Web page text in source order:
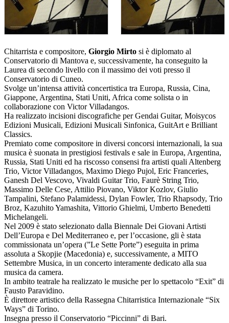
Chitarrista e compositore, Giorgio Mirto si è diplomato al
Conservatorio di Mantova e, successivamente, ha conseguito la
Laurea di secondo livello con il massimo dei voti presso il
Conservatorio di Cuneo.
Svolge un’intensa attività concertistica tra Europa, Russia, Cina,
Giappone, Argentina, Stati Uniti, Africa come solista o in
collaborazione con Victor Villadangos.
Ha realizzato incisioni discografiche per Gendai Guitar, Moisycos
Edizioni Musicali, Edizioni Musicali Sinfonica, GuitArt e Brilliant
Classics.
Premiato come compositore in diversi concorsi internazionali, la sua
musica è suonata in prestigiosi festivals e sale in Europa, Argentina,
Russia, Stati Uniti ed ha riscosso consensi fra artisti quali Altenberg
Trio, Victor Villadangos, Maximo Diego Pujol, Eric Franceries,
Ganesh Del Vescovo, Vivaldi Guitar Trio, Faurè String Trio,
Massimo Delle Cese, Attilio Piovano, Viktor Kozlov, Giulio
Tampalini, Stefano Palamidessi, Dylan Fowler, Trio Rhapsody, Trio
Broz, Kazuhito Yamashita, Vittorio Ghielmi, Umberto Benedetti
Michelangeli.
Nel 2009 è stato selezionato dalla Biennale Dei Giovani Artisti
Dell’Europa e Del Mediterraneo e, per l’occasione, gli è stata
commissionata un’opera (”Le Sette Porte”) eseguita in prima
assoluta a Skopjie (Macedonia) e, successivamente, a MITO
Settembre Musica, in un concerto interamente dedicato alla sua
musica da camera.
In ambito teatrale ha realizzato le musiche per lo spettacolo “Exit” di
Fausto Paravidino.
È direttore artistico della Rassegna Chitarristica Internazionale “Six
Ways” di Torino.
Insegna presso il Conservatorio “Piccinni” di Bari.